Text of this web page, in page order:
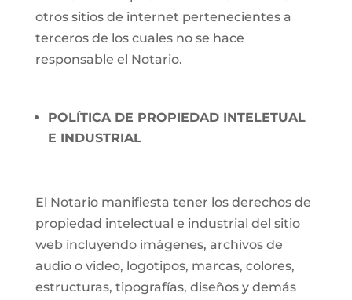
otros sitios de internet pertenecientes a
terceros de los cuales no se hace
responsable el Notario.
POLÍTICA DE PROPIEDAD INTELETUAL
E INDUSTRIAL
El Notario manifiesta tener los derechos de
propiedad intelectual e industrial del sitio
web incluyendo imágenes, archivos de
audio o video, logotipos, marcas, colores,
estructuras, tipografías, diseños y demás